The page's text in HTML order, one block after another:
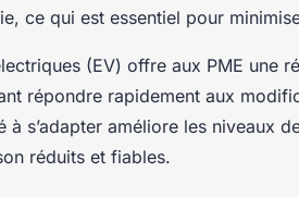
ce qui est essentiel pour
(EV) offre aux PME une
répondre rapidement aux
à s’adapter améliore les niveaux
réduits et fiables.